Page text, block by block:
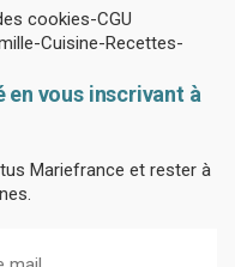
cookies CGU
Cuisine Recettes
vous inscrivant à
Mariefrance et rester à